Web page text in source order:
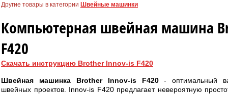
Другие товары в категории Швейные машинки
Компьютерная швейная машина
F420
Скачать инструкцию Brother Innov-is F420
Швейная машинка Brother Innov-is F420- оптимальный
швейных проектов. Innov-is F420 предлагает невероятную